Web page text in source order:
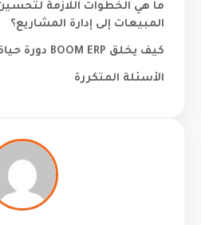
ما هي الخطوات اللازمة
المبيعات إلى إدارة المشاريع؟
كيف يخلق BOOM ERP دورة حياة موحدة للعميل؟
الأسئلة المتكررة